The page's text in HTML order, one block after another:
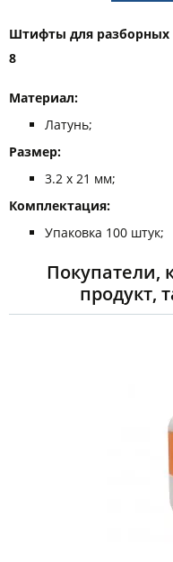
Штифты для разборных
8
Материал:
Латунь;
Размер:
3.2 х 21 мм;
Комплектация:
Упаковка 100 штук;
Покупатели,
продукт,